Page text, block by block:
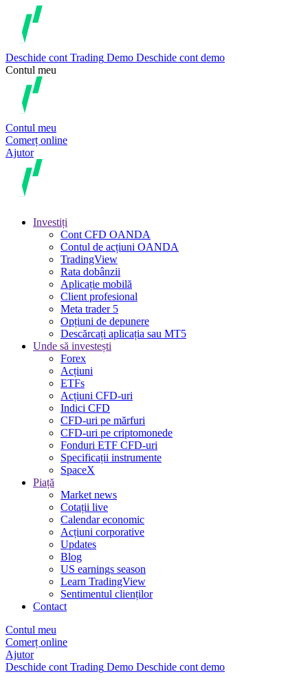
Deschide cont Trading Demo Deschide cont demo
Contul meu
Contul meu
Comerț online
Ajutor
Investiți
Cont CFD OANDA
Contul de acțiuni OANDA
TradingView
Rata dobânzii
Aplicație mobilă
Client profesional
Meta trader 5
Opțiuni de depunere
Descărcați aplicația sau MT5
Unde să investești
Forex
Acțiuni
ETFs
Acțiuni CFD-uri
Indici CFD
CFD-uri pe mărfuri
CFD-uri pe criptomonede
Fonduri ETF CFD-uri
Specificații instrumente
SpaceX
Piață
Market news
Cotații live
Calendar economic
Acțiuni corporative
Updates
Blog
US earnings season
Learn TradingView
Sentimentul clienților
Contact
Contul meu
Comerț online
Ajutor
Deschide cont Trading Demo Deschide cont demo